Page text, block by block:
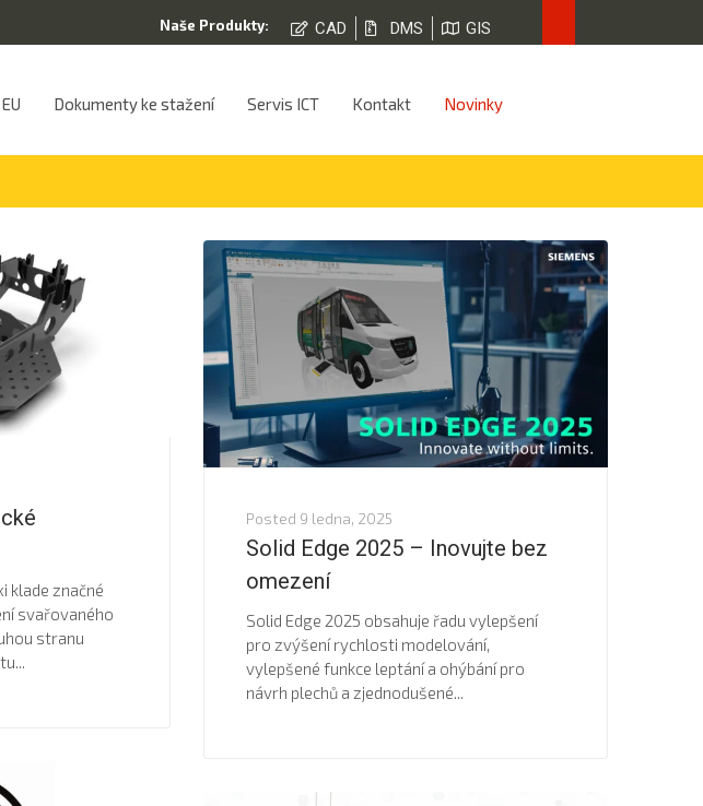
Naše Produkty: CAD DMS GIS
Dokumenty ke stažení Servis ICT Kontakt Novinky
klade značné
svařovaného
stranu
Posted 9 ledna, 2025
Solid Edge 2025 – Inovujte bez
omezení
Solid Edge 2025 obsahuje řadu vylepšení
pro zvýšení rychlosti modelování,
vylepšené funkce leptání a ohýbání pro
návrh plechů a zjednodušené...